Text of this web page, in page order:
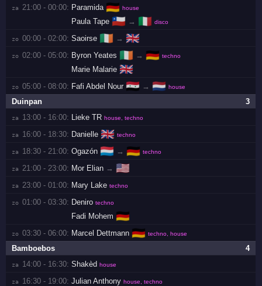
za 21:00 - 00:00: Paramida 🇩🇪 house
Paula Tape 🇨🇱 → 🇮🇹 disco
zo 00:00 - 02:00: Saoirse 🇮🇪 → 🇬🇧
zo 02:00 - 05:00: Byron Yeates 🇮🇪 → 🇩🇪 techno
Marie Malarie 🇬🇧
zo 05:00 - 08:00: Fafi Abdel Nour 🇸🇾 → 🇳🇱 house
3
Duinpan
za 13:00 - 16:00: Lieke TR house, techno
za 16:00 - 18:30: Danielle 🇬🇧 techno
za 18:30 - 21:00: Ogazón 🇱🇺 → 🇩🇪 techno
za 21:00 - 23:00: Mor Elian → 🇺🇸
za 23:00 - 01:00: Mary Lake techno
zo 01:00 - 03:30: Deniro techno
Fadi Mohem 🇩🇪
zo 03:30 - 06:00: Marcel Dettmann 🇩🇪 techno, house
4
Bamboebos
za 14:00 - 16:30: Shakèd house
za 16:30 - 19:00: Julian Anthony house, techno